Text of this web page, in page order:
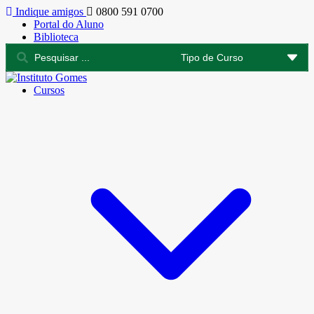
Indique amigos
0800 591 0700
Portal do Aluno
Biblioteca
Cursos